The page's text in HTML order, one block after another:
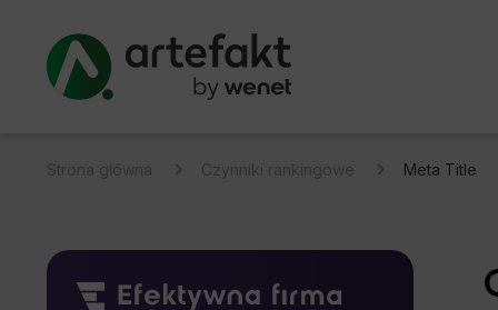
Strona główna Czynniki rankingowe Meta Title